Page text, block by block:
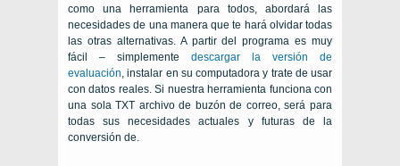
como una herramienta para todos, abordará las
necesidades de una manera que te hará olvidar todas
las otras alternativas. A partir del programa es muy
fácil – simplemente descargar la versión de
evaluación, instalar en su computadora y trate de usar
con datos reales. Si nuestra herramienta funciona con
una solaTXT archivo de buzón de correo, será para
todas sus necesidades actuales y futuras de la
conversión de.